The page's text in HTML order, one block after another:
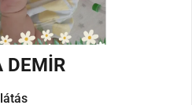
DEMİR